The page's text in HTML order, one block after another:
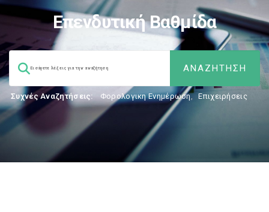
Επενδυτική Βαθμίδα
Συχνές Αναζητήσεις: Φορολογικη Ενημέρωση, Επιχειρήσεις